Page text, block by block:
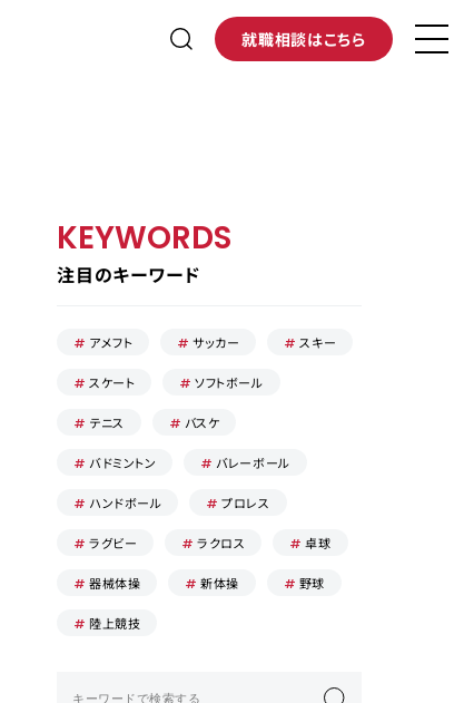
就職相談はこちら
KEYWORDS
注目のキーワード
アメフト サッカー スキー
スケート ソフトボール
テニス バスケ
バドミントン バレーボール
ハンドボール プロレス
ラグビー ラクロス 卓球
器械体操 新体操 野球
陸上競技